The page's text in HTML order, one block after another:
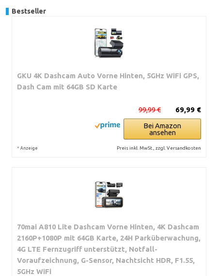
Bestseller
GKU 4K Dashcam Auto Vorne Hinten, 5GHz WiFi GPS,
Dash Cam mit 64GB SD Karte
69,99 €
99,99 €
Bei Amazon
ansehen
* Anzeige Preis inkl. MwSt., zzgl. Versandkosten
70mai A810 Lite Dashcam Vorne Hinten, 4K Dashcam
2160P+1080P mit 64GB Karte, 24H Parküberwachung,
4G LTE Fernzugriff unterstützt, Notfall-
Voraufzeichnung, G-Sensor, Nachtsicht HDR, F1.55,
5GHz WiFi